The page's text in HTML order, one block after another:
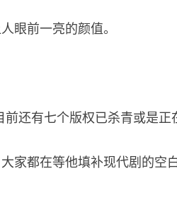
眼前一亮的颜值。
还有七个版权已杀青或是正
家都在等他填补现代剧的空白